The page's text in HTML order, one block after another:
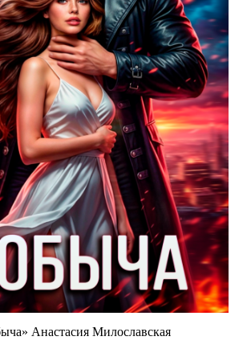
Анастасия Милославская